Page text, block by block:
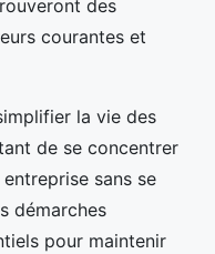
des
courantes et
la vie des
de se concentrer
sans se
démarches
pour maintenir